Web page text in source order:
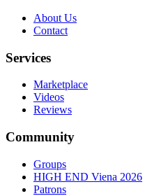
About Us
Contact
Services
Marketplace
Videos
Reviews
Community
Groups
HIGH END Viena 2026
Patrons